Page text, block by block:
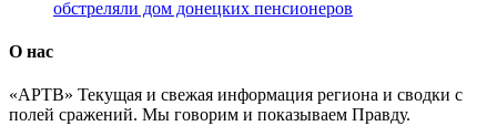
обстреляли дом донецких пенсионеров
О нас
«АРТВ» Текущая и свежая информация региона и сводки с
полей сражений. Мы говорим и показываем Правду.